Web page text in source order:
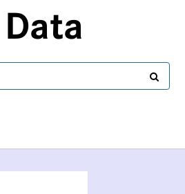
Data